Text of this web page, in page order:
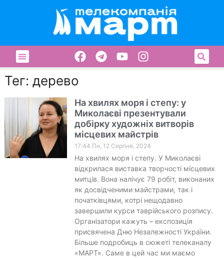
Тег: дерево
На хвилях моря і степу: у
Миколаєві презентували
добірку художніх витворів
місцевих майстрів
17:44 Пн, 12 Серпня, 2024
На хвилях моря і степу. У Миколаєві
відкрилася виставка творчості місцевих
митців. Вона налічує 79 робіт, виконаних
як досвідченими майстрами, так і
початківцями, котрі нещодавно
завершили курси таврійського розпису.
Організатори кажуть – експозиція
присвячена Дню Незалежності України.
Більше подробиць в сюжеті телеканалу
«МАРТ». Саме в цей час ми маємо